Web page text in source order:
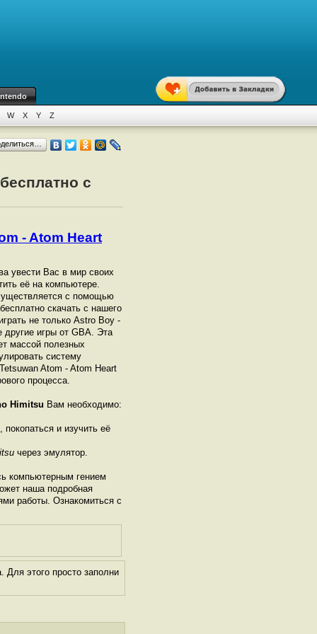
W X Y Z
с
- Atom Heart
увести Вас в мир своих
её на компьютере.
с помощью
скачать с нашего
не только Astro Boy -
другие игры от GBА. Эта
массой полезных
систему
Atom - Atom Heart
процесса.
Himitsu Вам необходимо:
и изучить её
через эмулятор.
компьютерным гением
наша подробная
работы. Ознакомиться с
этого просто заполни